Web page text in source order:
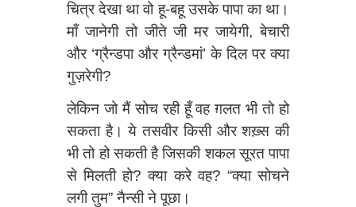
चित्र देखा था वो हू-बहू उसके पापा का था।
माँ जानेगी तो जीते जी मर जायेगी, बेचारी
और ‘ग्रैन्डपा और ग्रैन्डमां’ के दिल पर क्या
गुज़रेगी?
लेकिन जो मैं सोच रही हूँ वह ग़लत भी तो हो
सकता है। ये तसवीर किसी और शख़्स की
भी तो हो सकती है जिसकी शकल सूरत पापा
से मिलती हो? क्या करे वह? “क्या सोचने
लगी तुम” नैन्सी ने पूछा।